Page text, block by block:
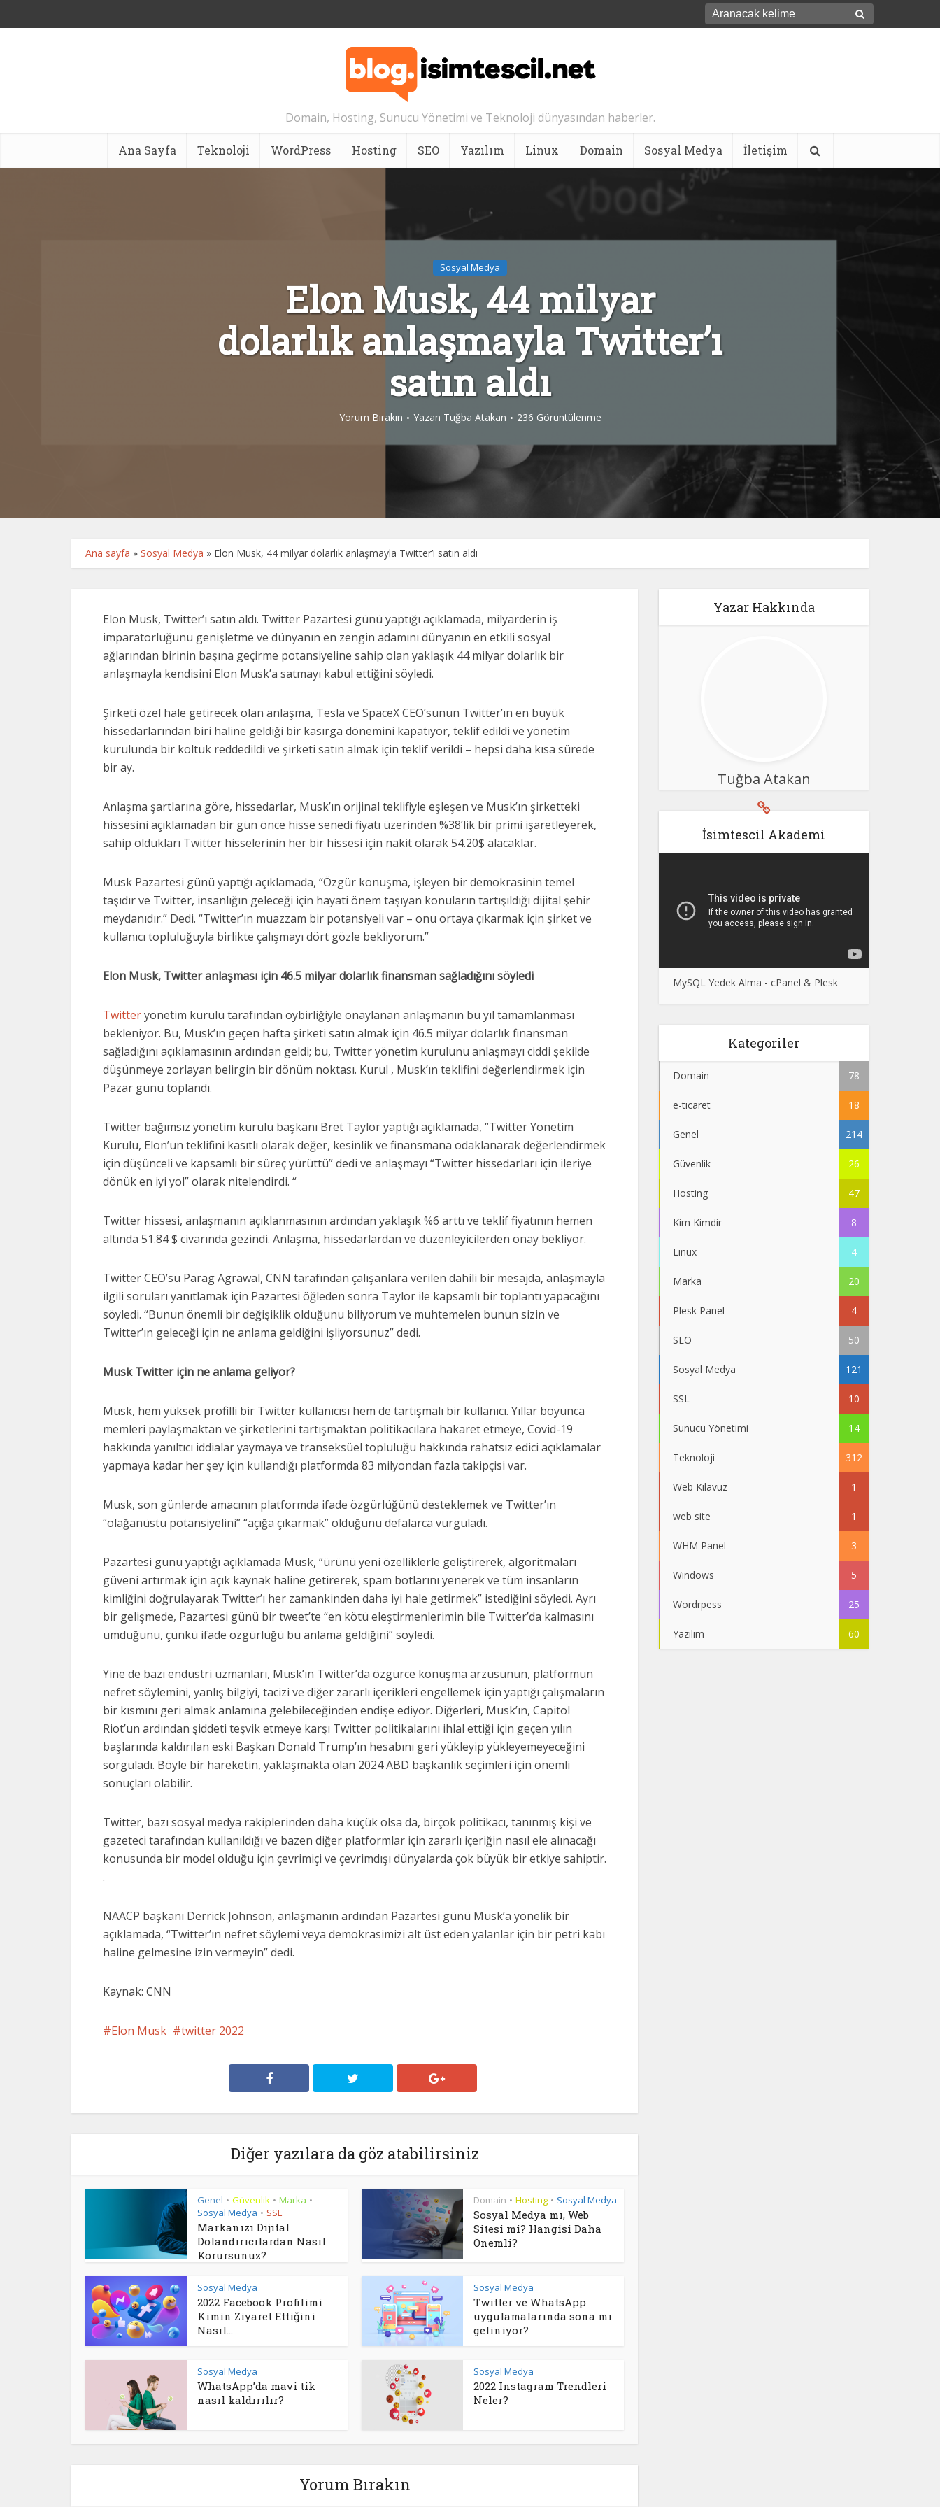
Domain, Hosting, Sunucu Yönetimi ve Teknoloji dünyasından haberler.
Ana Sayfa Teknoloji WordPress Hosting SEO Yazılım Linux Domain Sosyal Medya İletişim
Sosyal Medya
Elon Musk, 44 milyar
dolarlık anlaşmayla Twitter’ı
satın aldı
Yorum Bırakın Yazan Tuğba Atakan 236 Görüntülenme
Ana sayfa » Sosyal Medya » Elon Musk, 44 milyar dolarlık anlaşmayla Twitter’ı satın aldı
Elon Musk, Twitter’ı satın aldı. Twitter Pazartesi günü yaptığı açıklamada, milyarderin iş
imparatorluğunu genişletme ve dünyanın en zengin adamını dünyanın en etkili sosyal
ağlarından birinin başına geçirme potansiyeline sahip olan yaklaşık 44 milyar dolarlık bir
anlaşmayla kendisini Elon Musk’a satmayı kabul ettiğini söyledi.
Şirketi özel hale getirecek olan anlaşma, Tesla ve SpaceX CEO’sunun Twitter’ın en büyük
hissedarlarından biri haline geldiği bir kasırga dönemini kapatıyor, teklif edildi ve yönetim
kurulunda bir koltuk reddedildi ve şirketi satın almak için teklif verildi – hepsi daha kısa sürede
bir ay.
Anlaşma şartlarına göre, hissedarlar, Musk’ın orijinal teklifiyle eşleşen ve Musk’ın şirketteki
hissesini açıklamadan bir gün önce hisse senedi fiyatı üzerinden %38’lik bir primi işaretleyerek,
sahip oldukları Twitter hisselerinin her bir hissesi için nakit olarak 54.20$ alacaklar.
Musk Pazartesi günü yaptığı açıklamada, “Özgür konuşma, işleyen bir demokrasinin temel
taşıdır ve Twitter, insanlığın geleceği için hayati önem taşıyan konuların tartışıldığı dijital şehir
meydanıdır.” Dedi. “Twitter’ın muazzam bir potansiyeli var – onu ortaya çıkarmak için şirket ve
kullanıcı topluluğuyla birlikte çalışmayı dört gözle bekliyorum.”
Elon Musk, Twitter anlaşması için 46.5 milyar dolarlık finansman sağladığını söyledi
Twitteryönetim kurulu tarafından oybirliğiyle onaylanan anlaşmanın bu yıl tamamlanması
bekleniyor. Bu, Musk’ın geçen hafta şirketi satın almak için 46.5 milyar dolarlık finansman
sağladığını açıklamasının ardından geldi; bu, Twitter yönetim kurulunu anlaşmayı ciddi şekilde
düşünmeye zorlayan belirgin bir dönüm noktası. Kurul , Musk’ın teklifini değerlendirmek için
Pazar günü toplandı.
Twitter bağımsız yönetim kurulu başkanı Bret Taylor yaptığı açıklamada, “Twitter Yönetim
Kurulu, Elon’un teklifini kasıtlı olarak değer, kesinlik ve finansmana odaklanarak değerlendirmek
için düşünceli ve kapsamlı bir süreç yürüttü” dedi ve anlaşmayı “Twitter hissedarları için ileriye
dönük en iyi yol” olarak nitelendirdi. “
Twitter hissesi, anlaşmanın açıklanmasının ardından yaklaşık %6 arttı ve teklif fiyatının hemen
altında 51.84 $ civarında gezindi. Anlaşma, hissedarlardan ve düzenleyicilerden onay bekliyor.
Twitter CEO’su Parag Agrawal, CNN tarafından çalışanlara verilen dahili bir mesajda, anlaşmayla
ilgili soruları yanıtlamak için Pazartesi öğleden sonra Taylor ile kapsamlı bir toplantı yapacağını
söyledi. “Bunun önemli bir değişiklik olduğunu biliyorum ve muhtemelen bunun sizin ve
Twitter’ın geleceği için ne anlama geldiğini işliyorsunuz” dedi.
Musk Twitter için ne anlama geliyor?
Musk, hem yüksek profilli bir Twitter kullanıcısı hem de tartışmalı bir kullanıcı. Yıllar boyunca
memleri paylaşmaktan ve şirketlerini tartışmaktan politikacılara hakaret etmeye, Covid-19
hakkında yanıltıcı iddialar yaymaya ve transeksüel topluluğu hakkında rahatsız edici açıklamalar
yapmaya kadar her şey için kullandığı platformda 83 milyondan fazla takipçisi var.
Musk, son günlerde amacının platformda ifade özgürlüğünü desteklemek ve Twitter’ın
“olağanüstü potansiyelini” “açığa çıkarmak” olduğunu defalarca vurguladı.
Pazartesi günü yaptığı açıklamada Musk, “ürünü yeni özelliklerle geliştirerek, algoritmaları
güveni artırmak için açık kaynak haline getirerek, spam botlarını yenerek ve tüm insanların
kimliğini doğrulayarak Twitter’ı her zamankinden daha iyi hale getirmek” istediğini söyledi. Ayrı
bir gelişmede, Pazartesi günü bir tweet’te “en kötü eleştirmenlerimin bile Twitter’da kalmasını
umduğunu, çünkü ifade özgürlüğü bu anlama geldiğini” söyledi.
Yine de bazı endüstri uzmanları, Musk’ın Twitter’da özgürce konuşma arzusunun, platformun
nefret söylemini, yanlış bilgiyi, tacizi ve diğer zararlı içerikleri engellemek için yaptığı çalışmaların
bir kısmını geri almak anlamına gelebileceğinden endişe ediyor. Diğerleri, Musk’ın, Capitol
Riot’un ardından şiddeti teşvik etmeye karşı Twitter politikalarını ihlal ettiği için geçen yılın
başlarında kaldırılan eski Başkan Donald Trump’ın hesabını geri yükleyip yükleyemeyeceğini
sorguladı. Böyle bir hareketin, yaklaşmakta olan 2024 ABD başkanlık seçimleri için önemli
sonuçları olabilir.
Twitter, bazı sosyal medya rakiplerinden daha küçük olsa da, birçok politikacı, tanınmış kişi ve
gazeteci tarafından kullanıldığı ve bazen diğer platformlar için zararlı içeriğin nasıl ele alınacağı
konusunda bir model olduğu için çevrimiçi ve çevrimdışı dünyalarda çok büyük bir etkiye sahiptir.
.
NAACP başkanı Derrick Johnson, anlaşmanın ardından Pazartesi günü Musk’a yönelik bir
açıklamada, “Twitter’ın nefret söylemi veya demokrasimizi alt üst eden yalanlar için bir petri kabı
haline gelmesine izin vermeyin” dedi.
Kaynak: CNN
Elon Musk twitter 2022
Diğer yazılara da göz atabilirsiniz
Genel • Güvenlik • Marka •
Sosyal Medya • SSL
Markanızı Dijital
Dolandırıcılardan Nasıl
Korursunuz?
Domain • Hosting • Sosyal Medya
Sosyal Medya mı, Web
Sitesi mi? Hangisi Daha
Önemli?
Sosyal Medya
2022 Facebook Profilimi
Kimin Ziyaret Ettiğini
Nasıl...
Sosyal Medya
Twitter ve WhatsApp
uygulamalarında sona mı
geliniyor?
Sosyal Medya
WhatsApp’da mavi tik
nasıl kaldırılır?
Sosyal Medya
2022 Instagram Trendleri
Neler?
Yorum Bırakın
Yazar Hakkında
Tuğba Atakan
İsimtescil Akademi
MySQL Yedek Alma - cPanel & Plesk
Kategoriler
Domain 78
e-ticaret 18
Genel 214
Güvenlik 26
Hosting 47
Kim Kimdir 8
Linux 4
Marka 20
Plesk Panel 4
SEO 50
Sosyal Medya 121
SSL 10
Sunucu Yönetimi 14
Teknoloji 312
Web Kılavuz 1
web site 1
WHM Panel 3
Windows 5
Wordrpess 25
Yazılım 60